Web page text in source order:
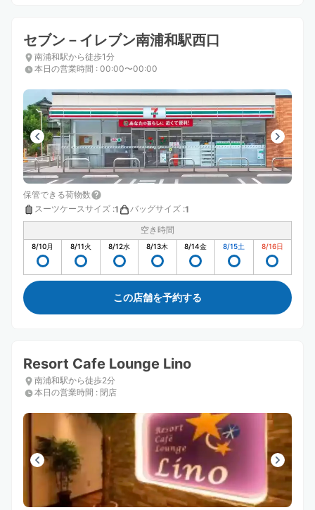
セブン－イレブン南浦和駅西口
南浦和駅から徒歩1分
本日の営業時間 : 00:00〜00:00
保管できる荷物数
スーツケースサイズ :1 バッグサイズ :1
空き時間
8/10月 8/11火 8/12水 8/13木 8/14金 8/15土 8/16日
この店舗を予約する
Resort Cafe Lounge Lino
南浦和駅から徒歩2分
本日の営業時間 : 閉店